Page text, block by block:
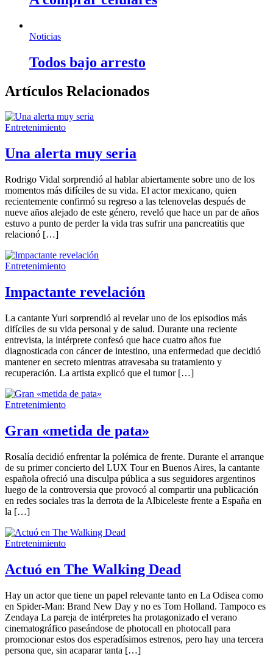
Noticias
Todos bajo arresto
Artículos Relacionados
Entretenimiento
Una alerta muy seria
Rodrigo Vidal sorprendió al hablar abiertamente sobre uno de los
momentos más difíciles de su vida. El actor mexicano, quien
recientemente confirmó su regreso a las telenovelas después de
nueve años alejado de este género, reveló que hace un par de años
estuvo a punto de perder la vida tras sufrir una pancreatitis que
relacionó […]
Entretenimiento
Impactante revelación
La cantante Yuri sorprendió al revelar uno de los episodios más
difíciles de su vida personal y de salud. Durante una reciente
entrevista, la intérprete confesó que hace cuatro años fue
diagnosticada con cáncer de intestino, una enfermedad que decidió
mantener en secreto mientras atravesaba su tratamiento y
recuperación. La artista explicó que el tumor […]
Entretenimiento
Gran «metida de pata»
Rosalía decidió enfrentar la polémica de frente. Durante el arranque
de su primer concierto del LUX Tour en Buenos Aires, la cantante
española ofreció una disculpa pública a sus seguidores argentinos
luego de la controversia que provocó al compartir una publicación
en redes sociales tras la derrota de la Albiceleste frente a España en
la […]
Entretenimiento
Actuó en The Walking Dead
Hay un actor que tiene un papel relevante tanto en La Odisea como
en Spider-Man: Brand New Day y no es Tom Holland. Tampoco es
Zendaya La pareja de intérpretes ha protagonizado el verano
cinematográfico paseándose de photocall en photocall para
promocionar estos dos esperadísimos estrenos, pero hay una tercera
persona que, sin acaparar tanta […]